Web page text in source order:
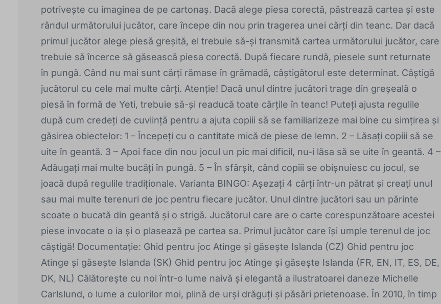
potrivește cu imaginea de pe cartonaș. Dacă alege piesa corectă, păstrează cartea și este
rândul următorului jucător, care începe din nou prin tragerea unei cărți din teanc. Dar dacă
primul jucător alege piesă greșită, el trebuie să-și transmită cartea următorului jucător, care
trebuie să încerce să găsească piesa corectă. După fiecare rundă, piesele sunt returnate
în pungă. Când nu mai sunt cărți rămase în grămadă, câștigătorul este determinat. Câștigă
jucătorul cu cele mai multe cărți. Atenţie! Dacă unul dintre jucători trage din greșeală o
piesă în formă de Yeti, trebuie să-și readucă toate cărțile în teanc! Puteți ajusta regulile
după cum credeți de cuviință pentru a ajuta copiii să se familiarizeze mai bine cu simțirea și
găsirea obiectelor: 1 – Începeți cu o cantitate mică de piese de lemn. 2 – Lăsați copiii să se
uite în geantă. 3 – Apoi face din nou jocul un pic mai dificil, nu-i lăsa să se uite în geantă. 4 –
Adăugați mai multe bucăți în pungă. 5 – În sfârșit, când copiii se obișnuiesc cu jocul, se
joacă după regulile tradiționale. Varianta BINGO: Așezați 4 cărți într-un pătrat și creați unul
sau mai multe terenuri de joc pentru fiecare jucător. Unul dintre jucători sau un părinte
scoate o bucată din geantă și o strigă. Jucătorul care are o carte corespunzătoare acestei
piese invocate o ia și o plasează pe cartea sa. Primul jucător care își umple terenul de joc
câștigă! Documentație: Ghid pentru joc Atinge și găsește Islanda (CZ) Ghid pentru joc
Atinge și găsește Islanda (SK) Ghid pentru joc Atinge și găsește Islanda (FR, EN, IT, ES, DE,
DK, NL) Călătorește cu noi într-o lume naivă și elegantă a ilustratoarei daneze Michelle
Carlslund, o lume a culorilor moi, plină de urși drăguți și păsări prietenoase. În 2010, în timp